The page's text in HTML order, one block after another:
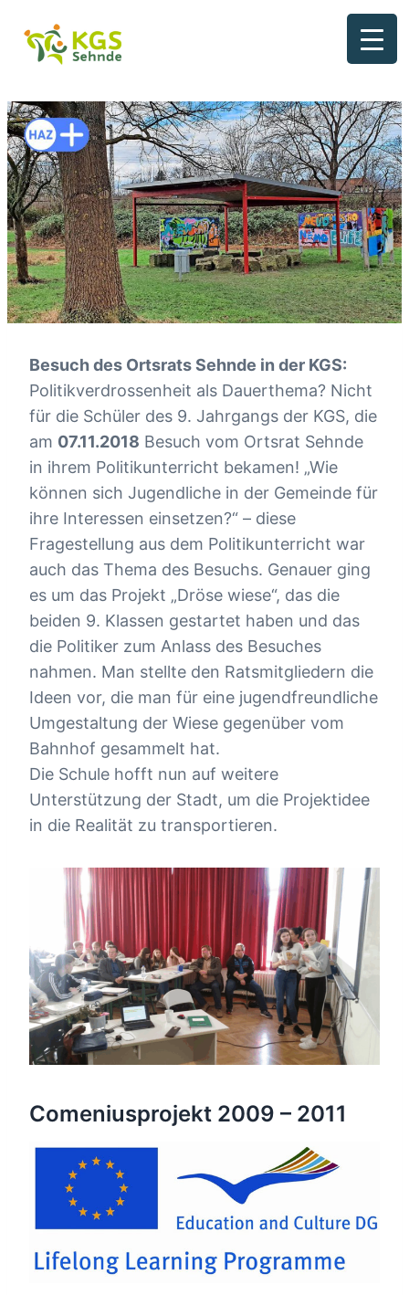
Inhalt
springen
Besuch des Ortsrats Sehnde in der KGS:
Politikverdrossenheit als Dauerthema? Nicht
für die Schüler des 9. Jahrgangs der KGS, die
am 07.11.2018 Besuch vom Ortsrat Sehnde
in ihrem Politikunterricht bekamen! „Wie
können sich Jugendliche in der Gemeinde für
ihre Interessen einsetzen?“ – diese
Fragestellung aus dem Politikunterricht war
auch das Thema des Besuchs. Genauer ging
es um das Projekt „Dröse wiese“, das die
beiden 9. Klassen gestartet haben und das
die Politiker zum Anlass des Besuches
nahmen. Man stellte den Ratsmitgliedern die
Ideen vor, die man für eine jugendfreundliche
Umgestaltung der Wiese gegenüber vom
Bahnhof gesammelt hat.
Die Schule hofft nun auf weitere
Unterstützung der Stadt, um die Projektidee
in die Realität zu transportieren.
Comeniusprojekt 2009 – 2011